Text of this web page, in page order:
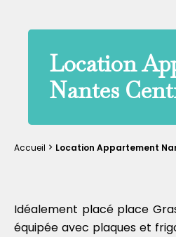
Location
Nantes
Accueil Location Appartement
Idéalement placé place
équipée avec plaques et